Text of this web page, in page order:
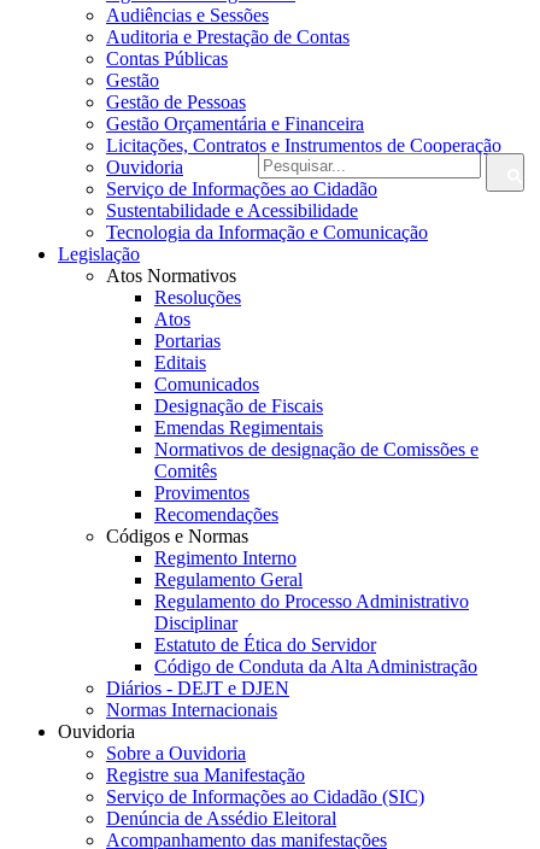
Audiências e Sessões
Auditoria e Prestação de Contas
Contas Públicas
Gestão
Gestão de Pessoas
Gestão Orçamentária e Financeira
Licitações, Contratos e Instrumentos de Cooperação
Ouvidoria
Serviço de Informações ao Cidadão
Sustentabilidade e Acessibilidade
Tecnologia da Informação e Comunicação
Legislação
Atos Normativos
Resoluções
Atos
Portarias
Editais
Comunicados
Designação de Fiscais
Emendas Regimentais
Normativos de designação de Comissões e
Comitês
Provimentos
Recomendações
Códigos e Normas
Regimento Interno
Regulamento Geral
Regulamento do Processo Administrativo
Disciplinar
Estatuto de Ética do Servidor
Código de Conduta da Alta Administração
Diários - DEJT e DJEN
Normas Internacionais
Ouvidoria
Sobre a Ouvidoria
Registre sua Manifestação
Serviço de Informações ao Cidadão (SIC)
Denúncia de Assédio Eleitoral
Acompanhamento das manifestações